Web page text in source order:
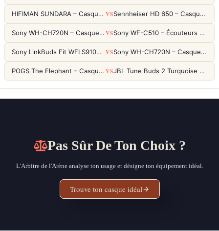
HIFIMAN SUNDARA – Casque Planar Magnetic Ouvert Over-Ear Audiophile VS Sennheiser HD 650 – Casque audiophile ouvert pour l'écoute analytique
Sony WH-CH720N – Casque ANC 35h, Ultra-léger (192g) avec Processeur V1 VS Sony WF-C510 – Écouteurs True Wireless compacts, autonomie 22h et multipoint
Sony LinkBuds Fit WFLS910NW Blanc – Écouteurs Sport Ailes ANC VS Sony WH-CH720N – Casque ANC 35h, Ultra-léger (192g) avec Processeur V1
POGS The Elephant – Casque Filaire Enfants 85dB POGS-Safe™ (Éco-Responsable) VS JBL Tune Buds 2 Turquoise – Écouteurs True Wireless avec ANC et autonomie 48h
Pas Sûr De Ton Choix ?
L'Arbitre de l'Arène analyse ton usage et désigne ton équipement idéal.
Trouve ton casque idéal